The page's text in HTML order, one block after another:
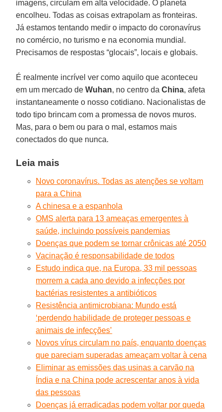
imagens, circulam em alta velocidade. O planeta
encolheu. Todas as coisas extrapolam as fronteiras.
Já estamos tentando medir o impacto do coronavírus
no comércio, no turismo e na economia mundial.
Precisamos de respostas “glocais”, locais e globais.
É realmente incrível ver como aquilo que aconteceu
em um mercado deWuhan, no centro daChina, afeta
instantaneamente o nosso cotidiano. Nacionalistas de
todo tipo brincam com a promessa de novos muros.
Mas, para o bem ou para o mal, estamos mais
conectados do que nunca.
Leia mais
Novo coronavírus. Todas as atenções se voltam
para a China
A chinesa e a espanhola
OMS alerta para 13 ameaças emergentes à
saúde, incluindo possíveis pandemias
Doenças que podem se tornar crônicas até 2050
Vacinação é responsabilidade de todos
Estudo indica que, na Europa, 33 mil pessoas
morrem a cada ano devido a infecções por
bactérias resistentes a antibióticos
Resistência antimicrobiana: Mundo está
‘perdendo habilidade de proteger pessoas e
animais de infecções’
Novos vírus circulam no país, enquanto doenças
que pareciam superadas ameaçam voltar à cena
Eliminar as emissões das usinas a carvão na
Índia e na China pode acrescentar anos à vida
das pessoas
Doenças já erradicadas podem voltar por queda